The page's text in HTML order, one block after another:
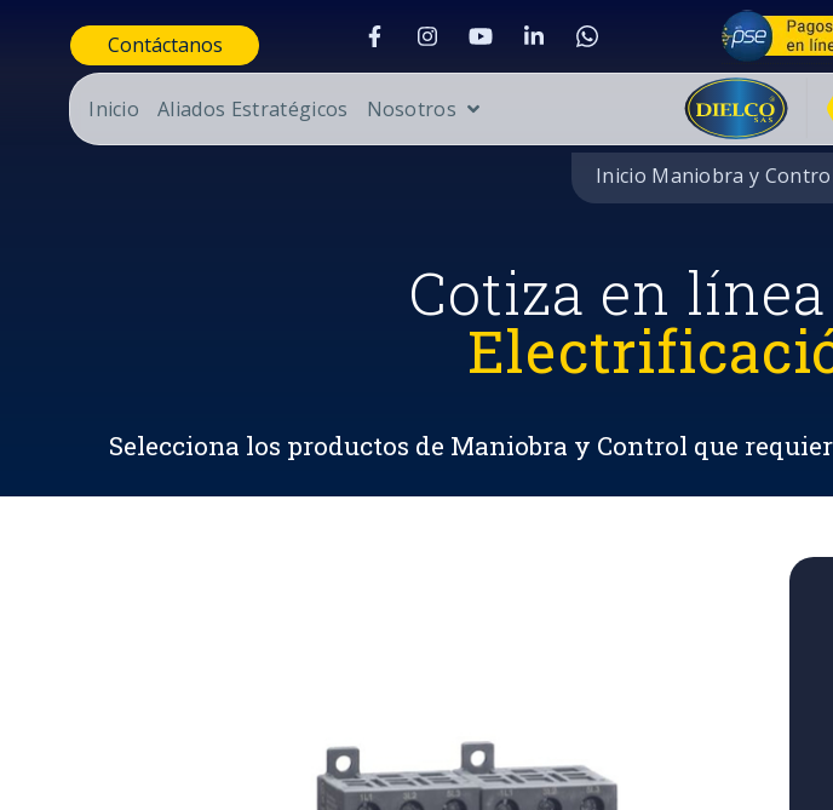
Contáctanos
Inicio Aliados Estratégicos Nosotros
Inicio Maniobra y
Cotiza en
Selecciona los productos de Maniobra y Control que